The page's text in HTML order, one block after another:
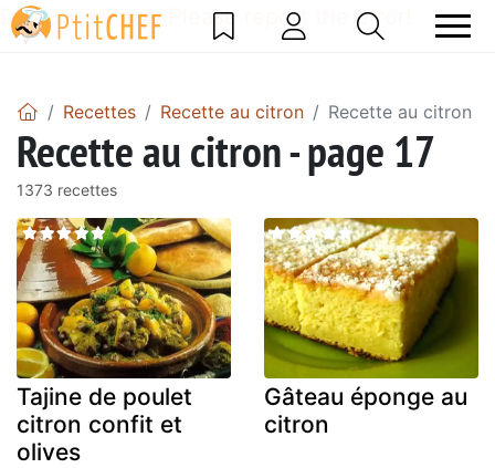
DataBase Error! Please report the error!
Recettes Recette au citron Recette au citron -
Recette au citron - page 17
1373 recettes
Tajine de poulet
citron confit et
olives
Gâteau éponge au
citron